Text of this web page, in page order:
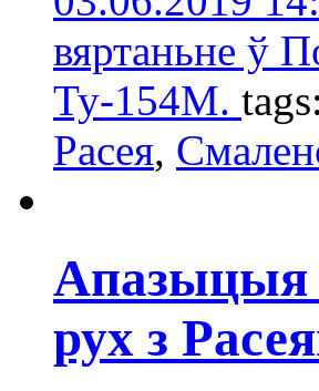
вяртаньне ў
Ту-154М. tags:
Расея,
Апазыцыя
рух з